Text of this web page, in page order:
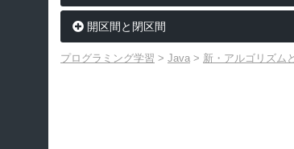
開区間と閉区間
プログラミング学習 > Java > 新・アルゴリズム